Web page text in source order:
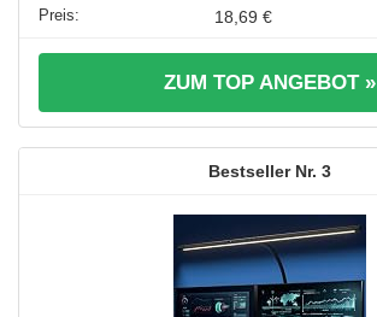
18,69 €
ZUM TOP ANGEBOT »
3